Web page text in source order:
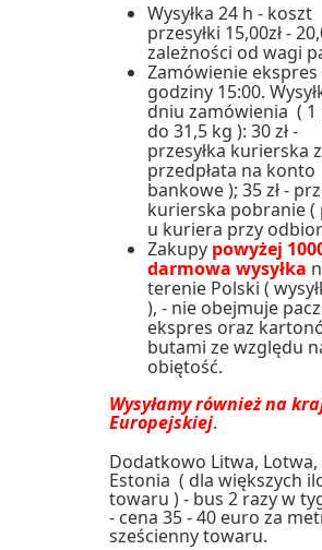
Wysyłka 24 h - koszt
przesyłki 15,00zł -
zależności od wagi
Zamówienie
godziny 15:00.
dniu zamówienia ( 1
do 31,5 kg ): 30 zł -
przesyłka kurierska
przedpłata na konto
bankowe ); 35 zł -
kurierska pobranie (
u kuriera przy
Zakupy powyżej
darmowa wysyłka
terenie Polski (
), - nie obejmuje
ekspres oraz
butami ze względu
obiętość.
Wysyłamy również na
Europejskiej.
Dodatkowo Litwa, Lotwa,
Estonia ( dla większych
towaru ) - bus 2 razy w
- cena 35 - 40 euro za
sześcienny towaru.